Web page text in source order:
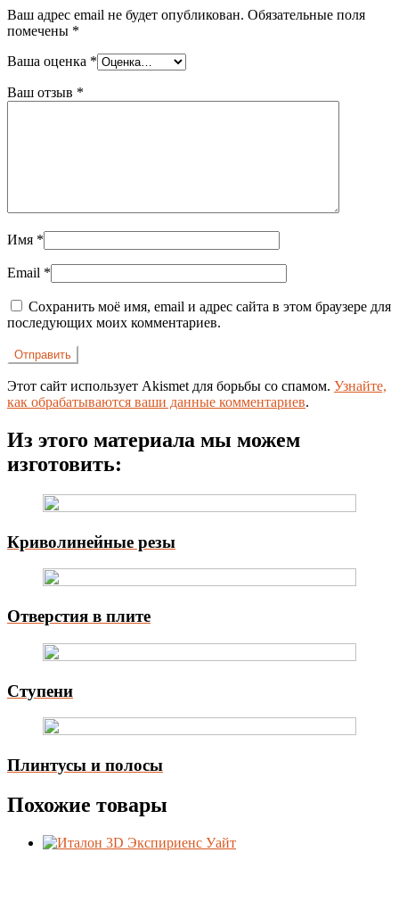
Ваш адрес email не будет опубликован. Обязательные поля
помечены *
Ваша оценка *
Ваш отзыв *
Имя *
Email *
Сохранить моё имя, email и адрес сайта в этом браузере для
последующих моих комментариев.
Этот сайт использует Akismet для борьбы со спамом. Узнайте,
как обрабатываются ваши данные комментариев.
Из этого материала мы можем
изготовить:
Криволинейные резы
Отверстия в плите
Ступени
Плинтусы и полосы
Похожие товары